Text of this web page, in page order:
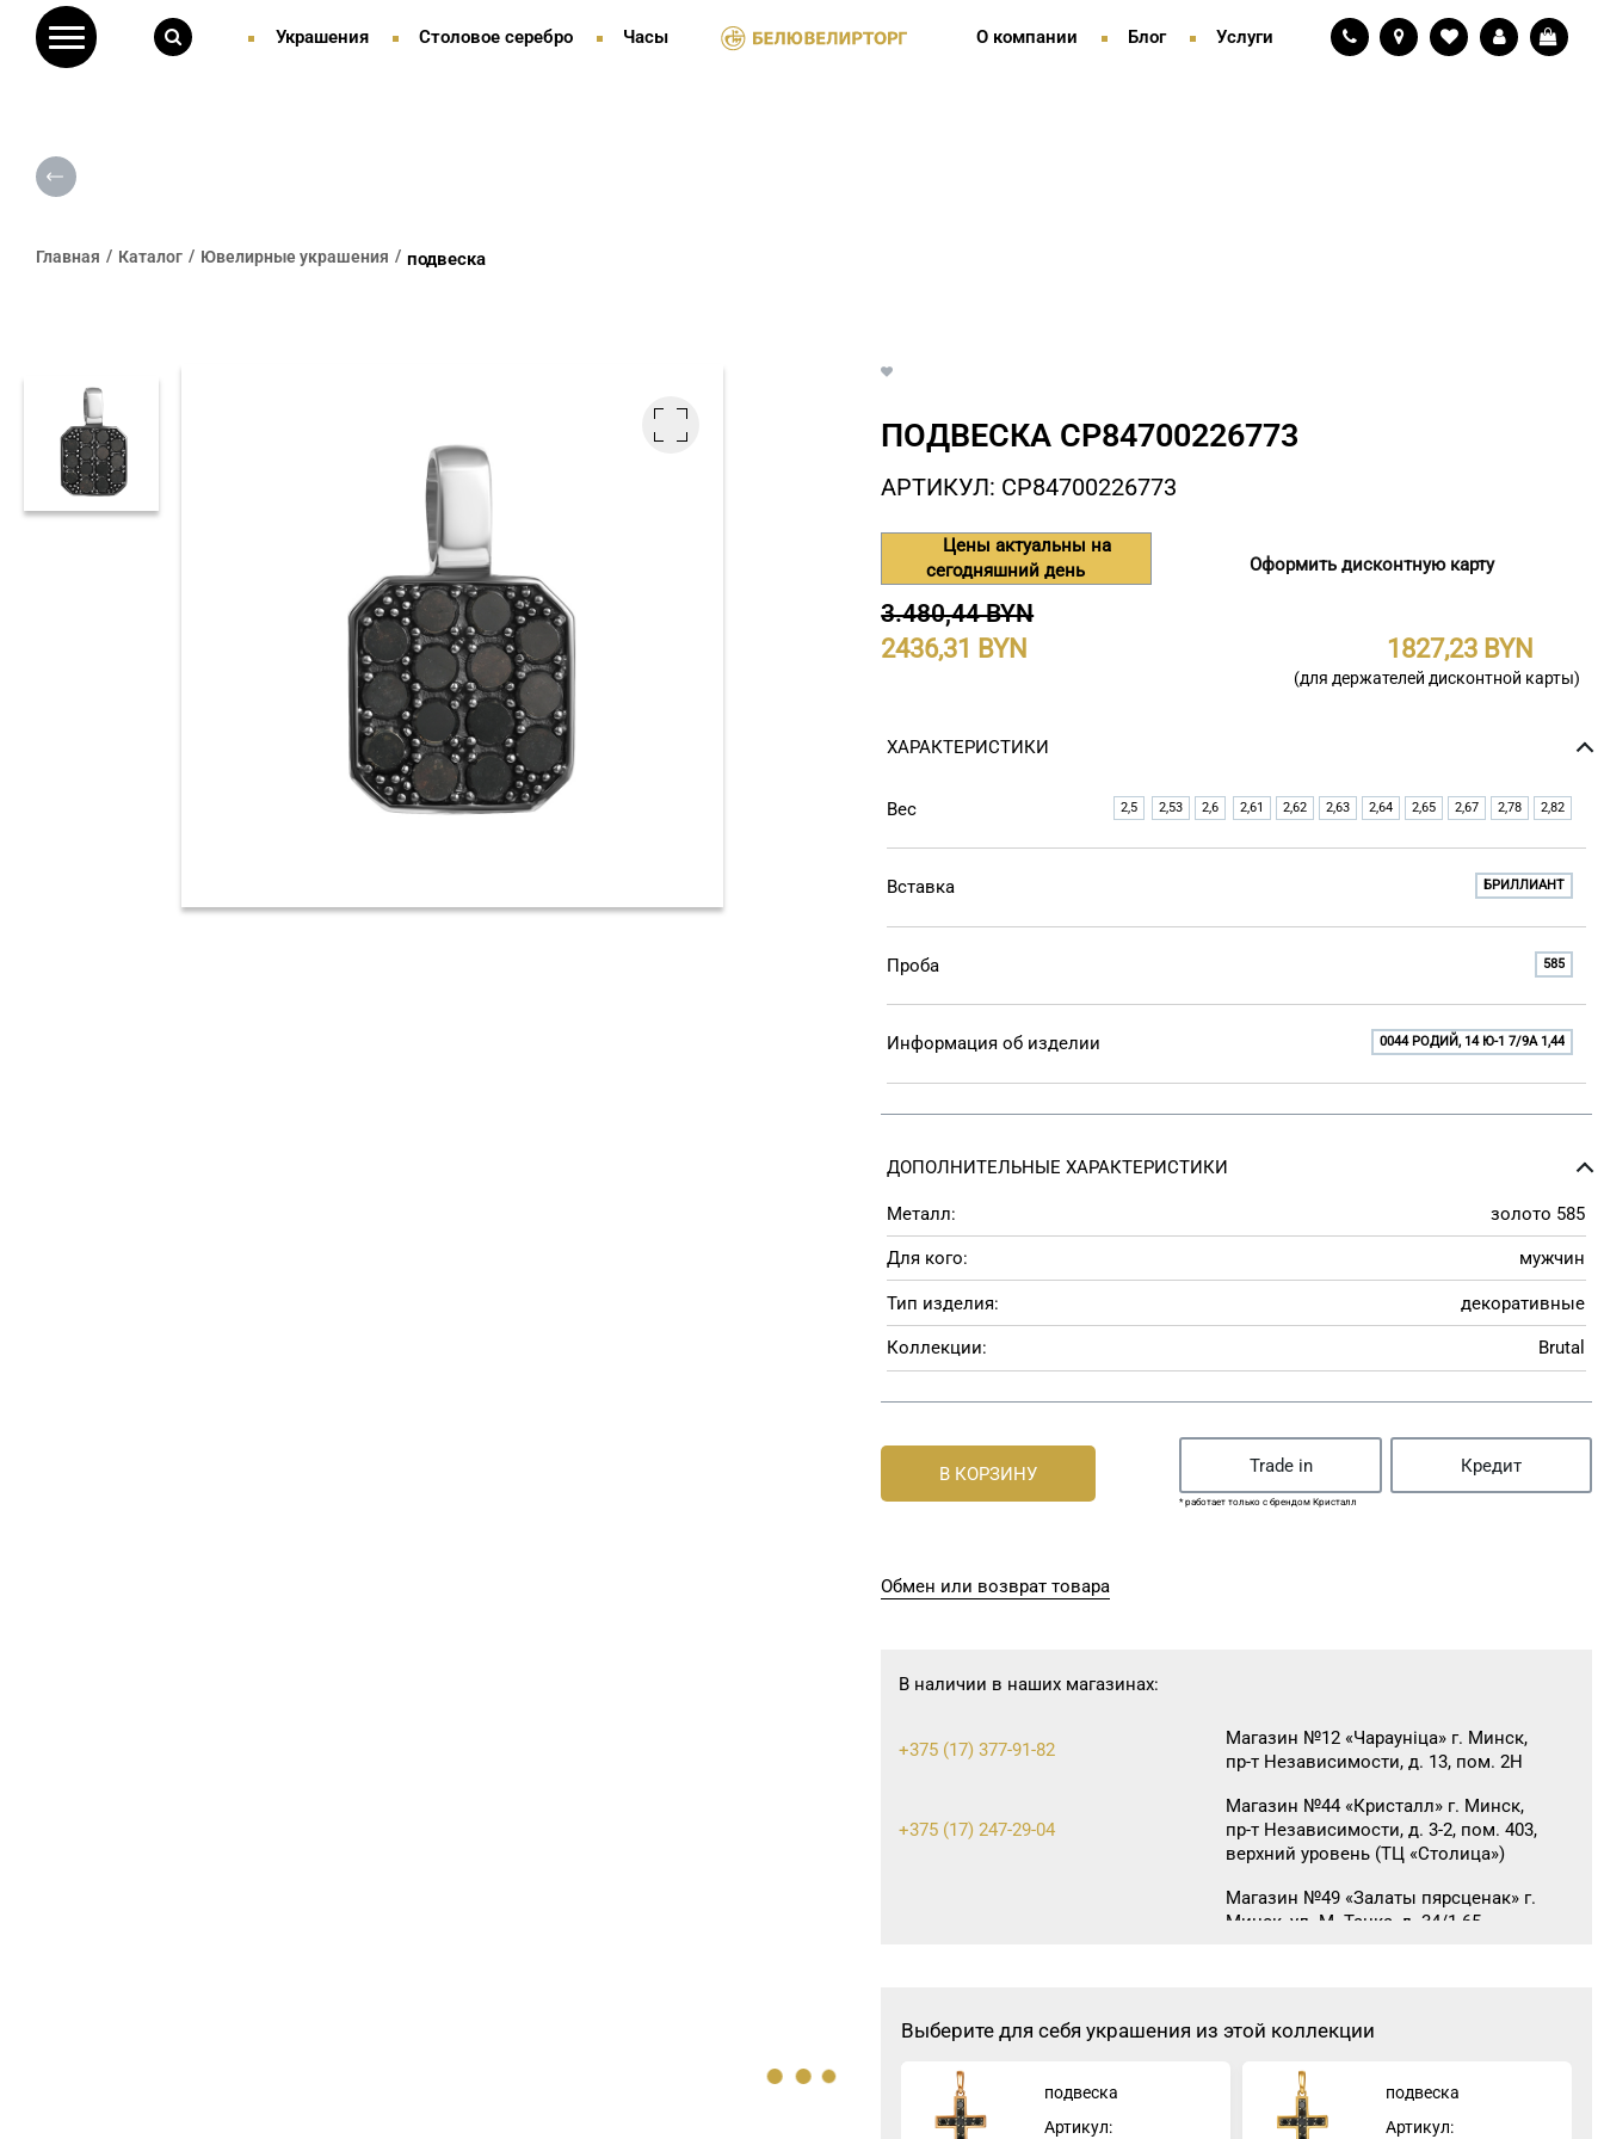
Украшения Столовое серебро Часы О компании Блог Услуги
Главная Каталог Ювелирные украшения подвеска
ПОДВЕСКА СP84700226773
АРТИКУЛ: СP84700226773
Цены актуальны на
сегодняшний день
Оформить дисконтную карту
3.480,44 BYN
2436,31 1827,23
(для держателей дисконтной карты)
ХАРАКТЕРИСТИКИ
Вес 2,5 2,53 2,6 2,61 2,62 2,63 2,64 2,65 2,67 2,78 2,82
Вставка БРИЛЛИАНТ
Проба 585
Информация об изделии 0044 РОДИЙ, 14 Ю-1 7/9A 1,44
ДОПОЛНИТЕЛЬНЫЕ ХАРАКТЕРИСТИКИ
Металл: золото 585
Для кого: мужчин
Тип изделия: декоративные
Коллекции: Brutal
В КОРЗИНУ Trade in Кредит
* работает только с брендом Кристалл
Обмен или возврат товара
В наличии в наших магазинах:
+375 (17) 377-91-82
Магазин №12 «Чараунiца» г. Минск,
пр-т Независимости, д. 13, пом. 2Н
+375 (17) 247-29-04
Магазин №44 «Кристалл» г. Минск,
пр-т Независимости, д. 3-2, пом. 403,
верхний уровень (ТЦ «Столица»)
Магазин №49 «Залаты пярсценак» г.
Минск, ул. М. Танка, д. 34/1-65
8 (0174) 23-58-02, 23-58-03
ул. Ленина, д. 49-160
8 (0162) 32-25-26, 29-18-00, 29-18-01
Магазин №2 «Жемчужина» г. Брест,
ул. Советская, д. 32-1А
Выберите для себя украшения из этой коллекции
подвеска
Артикул:
подвеска
Артикул: